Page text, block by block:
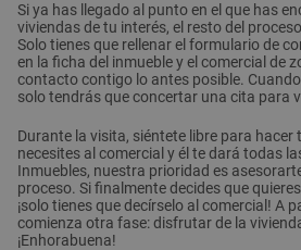
Si ya has llegado al punto en el que has
viviendas de tu interés, el resto del
Solo tienes que rellenar el formulario de
en la ficha del inmueble y el comercial de
contacto contigo lo antes posible.
solo tendrás que concertar una cita para
Durante la visita, siéntete libre para
necesites al comercial y él te dará todas
Inmuebles, nuestra prioridad es
proceso. Si finalmente decides que
¡solo tienes que decírselo al comercial! A
comienza otra fase: disfrutar de la
¡Enhorabuena!